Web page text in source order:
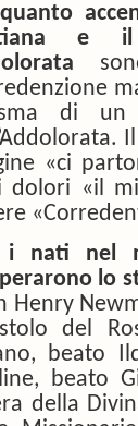
e il
di un
«ci
dolori «il
i nati nel
lo
Henry
del
beato
beato
della